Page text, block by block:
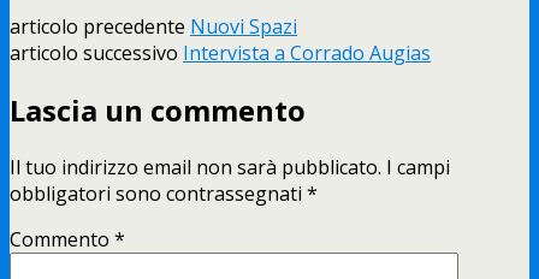
articolo precedente Nuovi Spazi
articolo successivo Intervista a Corrado Augias
Lascia un commento
Il tuo indirizzo email non sarà pubblicato. I campi
obbligatori sono contrassegnati *
Commento *